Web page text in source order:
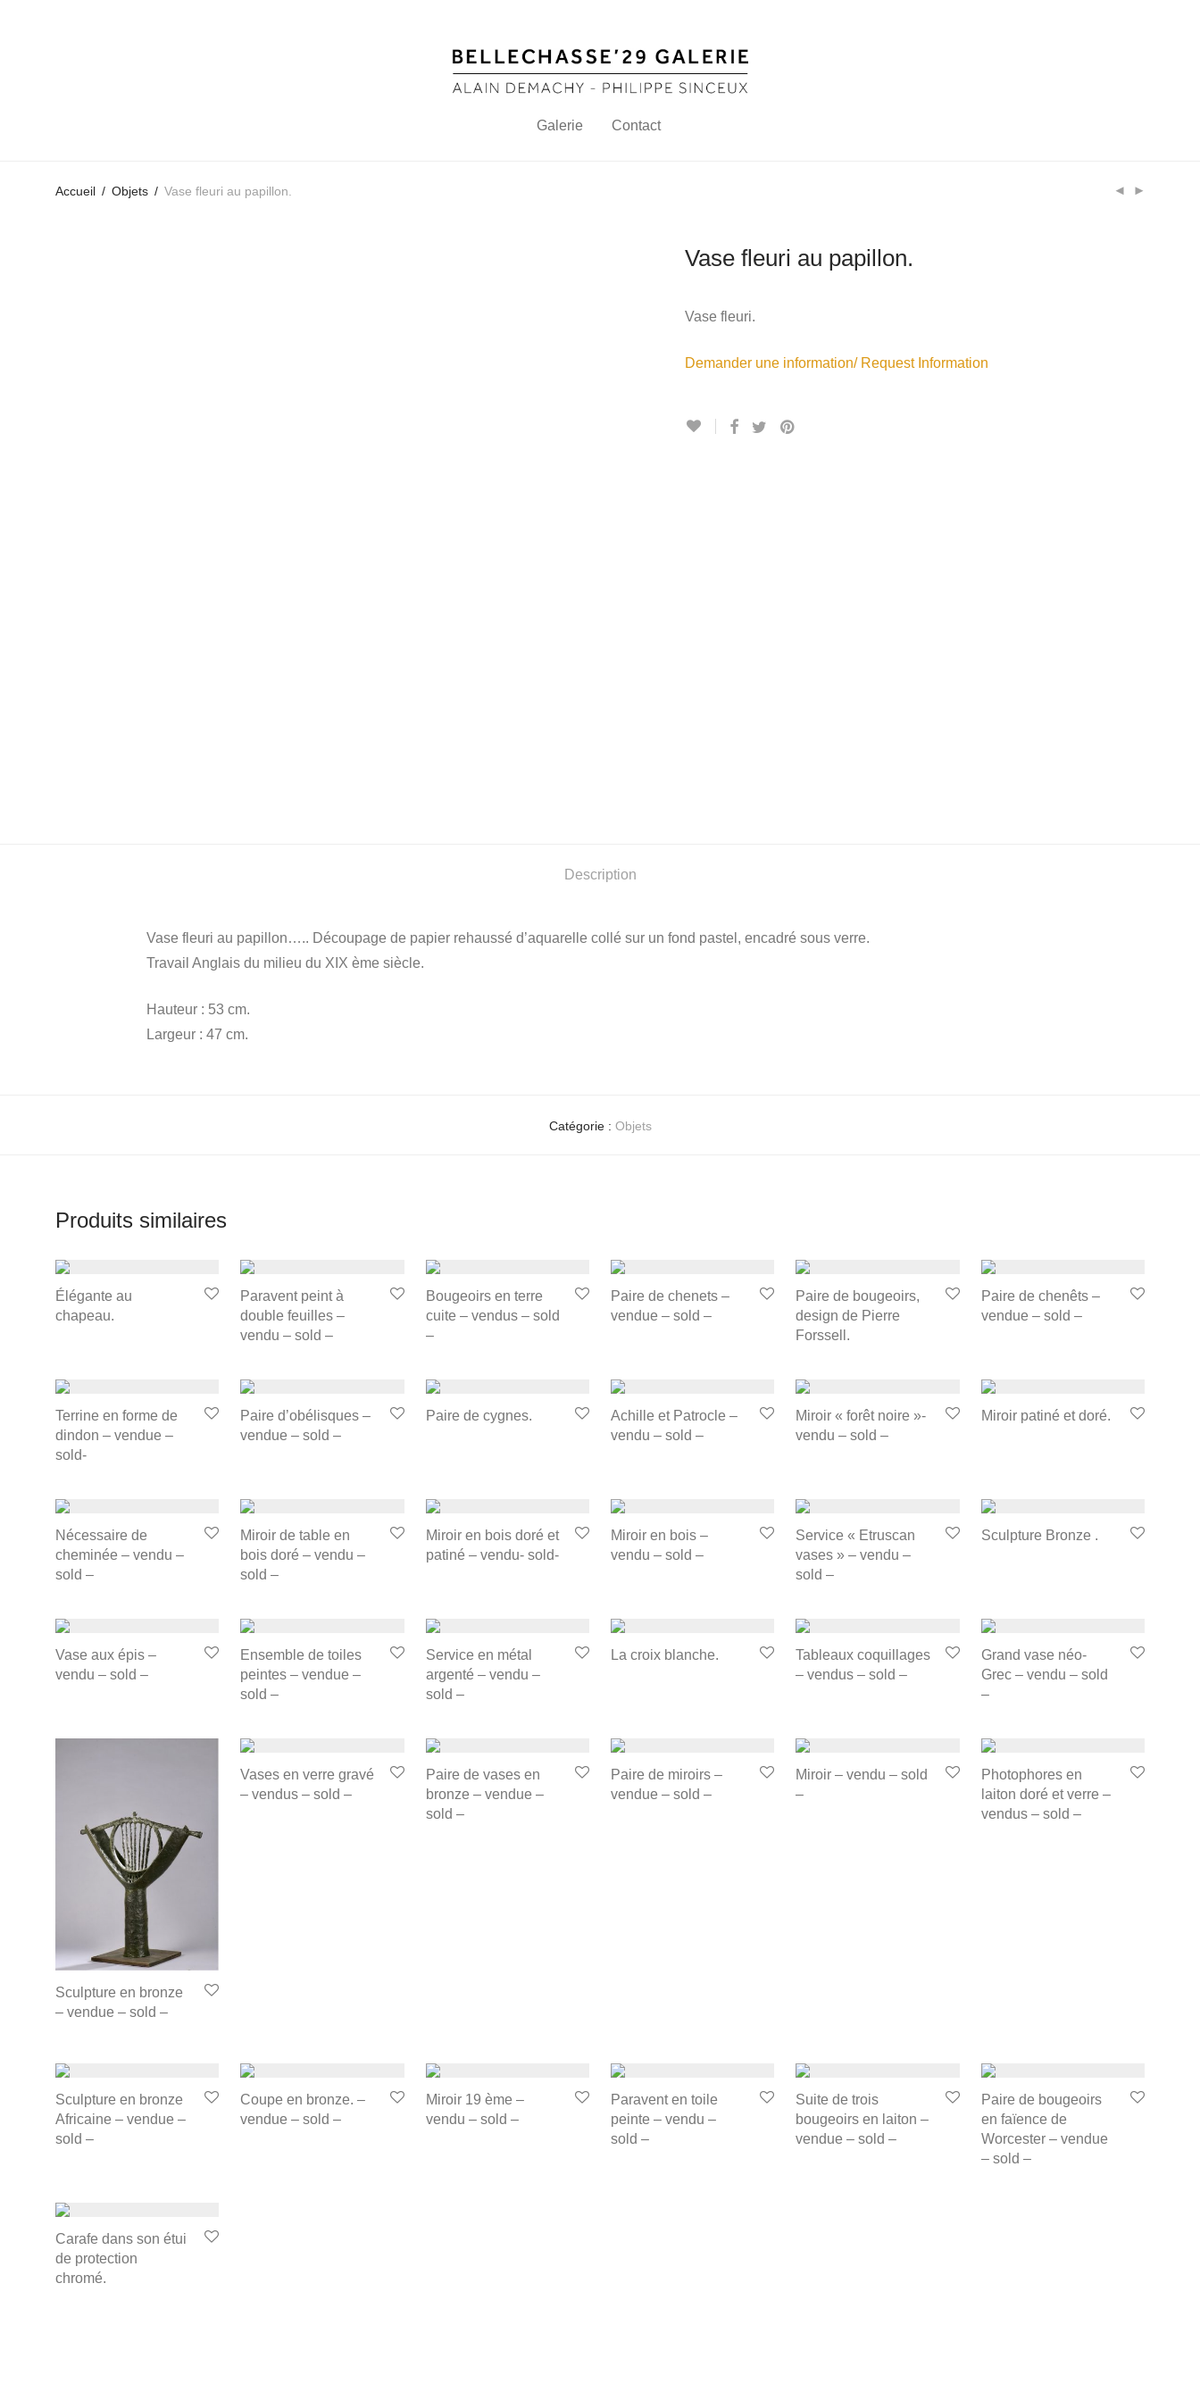
Galerie Contact
Accueil / Objets / Vase fleuri au papillon.
Vase fleuri au papillon.
Vase fleuri.
Demander une information/ Request Information
Description
Vase fleuri au papillon….. Découpage de papier rehaussé d’aquarelle collé sur un fond pastel, encadré sous verre.
Travail Anglais du milieu du XIX ème siècle.
Hauteur : 53 cm.
Largeur : 47 cm.
Catégorie : Objets
Produits similaires
Élégante au
chapeau.
Paravent peint à
double feuilles –
vendu – sold –
Bougeoirs en terre
cuite – vendus – sold
–
Paire de chenets –
vendue – sold –
Paire de bougeoirs,
design de Pierre
Forssell.
Paire de chenêts –
vendue – sold –
Terrine en forme de
dindon – vendue –
sold-
Paire d’obélisques –
vendue – sold –
Paire de cygnes.
Achille et Patrocle –
vendu – sold –
Miroir « forêt noire »-
vendu – sold –
Miroir patiné et doré.
Nécessaire de
cheminée – vendu –
sold –
Miroir de table en
bois doré – vendu –
sold –
Miroir en bois doré et
patiné – vendu- sold-
Miroir en bois –
vendu – sold –
Service « Etruscan
vases » – vendu –
sold –
Sculpture Bronze .
Vase aux épis –
vendu – sold –
Ensemble de toiles
peintes – vendue –
sold –
Service en métal
argenté – vendu –
sold –
La croix blanche.
Tableaux coquillages
– vendus – sold –
Grand vase néo-
Grec – vendu – sold
–
Sculpture en bronze
– vendue – sold –
Vases en verre gravé
– vendus – sold –
Paire de vases en
bronze – vendue –
sold –
Paire de miroirs –
vendue – sold –
Miroir – vendu – sold
–
Photophores en
laiton doré et verre –
vendus – sold –
Sculpture en bronze
Africaine – vendue –
sold –
Coupe en bronze. –
vendue – sold –
Miroir 19 ème –
vendu – sold –
Paravent en toile
peinte – vendu –
sold –
Suite de trois
bougeoirs en laiton –
vendue – sold –
Paire de bougeoirs
en faïence de
Worcester – vendue
– sold –
Carafe dans son étui
de protection
chromé.